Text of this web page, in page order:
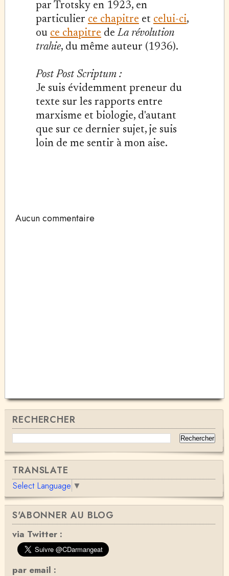
par Trotsky en 1923, en
particulier ce chapitre et celui-ci,
ou ce chapitre deLa révolution
trahie, du même auteur (1936).
Post Post Scriptum :
Je suis évidemment preneur du
texte sur les rapports entre
marxisme et biologie, d'autant
que sur ce dernier sujet, je suis
loin de me sentir à mon aise.
Aucun commentaire
RECHERCHER
TRANSLATE
Select Language ▼
S'ABONNER AU BLOG
via Twitter :
par email :